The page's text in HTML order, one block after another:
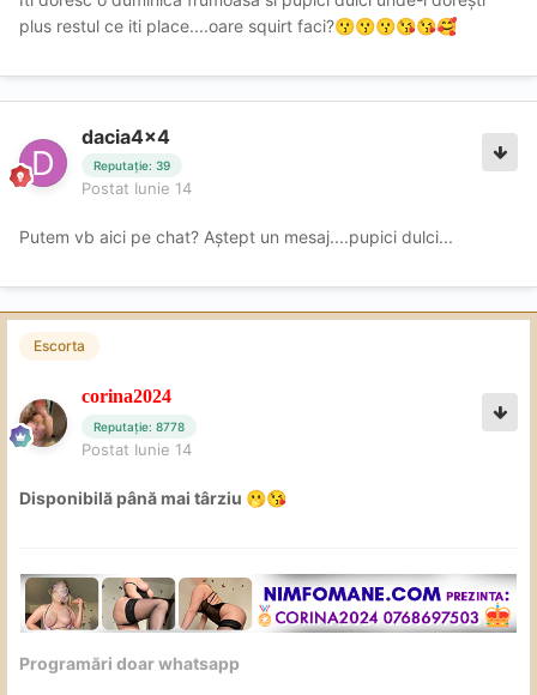
plus restul ce iti place....oare squirt faci?😗😗😗😘😘🥰
dacia4x4
Reputație: 39
Postat Iunie 14
Putem vb aici pe chat? Aștept un mesaj....pupici dulci...
Escorta
corina2024
Reputație: 8778
Postat Iunie 14
Disponibilă până mai târziu 🫢😘
Programări doar whatsapp